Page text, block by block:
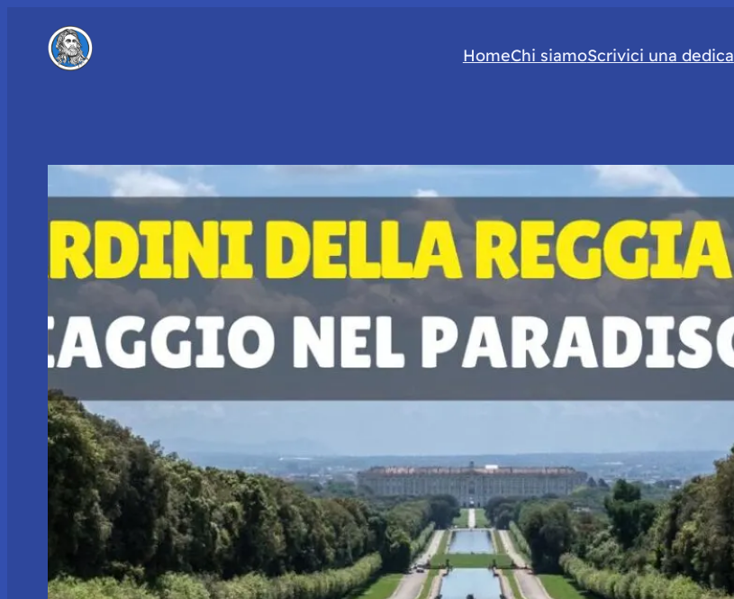
HomeChi siamoScrivici una dedica